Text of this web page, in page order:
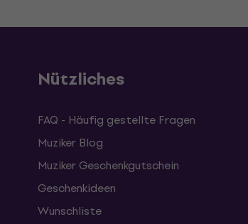
Nützliches
FAQ - Häufig gestellte Fragen
Muziker Blog
Muziker Geschenkgutschein
Geschenkideen
Wunschliste